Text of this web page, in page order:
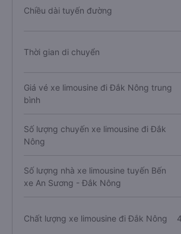
Chiều dài tuyến đường
Thời gian di chuyển
Giá vé xe limousine đi Đắk Nông trung
bình
Số lượng chuyến xe limousine đi Đắk
Nông
Số lượng nhà xe limousine tuyến Bến
xe An Sương - Đắk Nông
Chất lượng xe limousine đi Đắk Nông